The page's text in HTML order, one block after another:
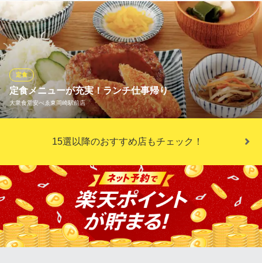
ランチクーポンあり 詳細を見る
ASIANレストラン 媽媽や カトマンズ
岡崎アジアンビストロ
愛知環状鉄道線大門駅 徒歩19分
愛知県岡崎市鴨田町山ノ圦56-1 花笑ビルルシア2F
月華拉麺セット
1,000円(税込)
坦々拉麺セット
1,000円(税込)
ランチメニューをもっと見る
中華酒場 月華（GEKKA） 東岡崎駅店
愛知県岡崎市明大寺町耳取14-5 SWING MALL 3F
お昼の御定食や季節の会席は勿論、しゃぶしゃぶや追加のお肉等
もリーズナブルにご提供しております。木曽路クオリティをラン
チタイムにお得にご堪能ください。当店では気配り・目配り・心
配りを心がけ、お客様に言われる前に行う先手のサービスを目指
しております。大切なゲストをお迎えする特別なご会食もお任せ
ください。
おすすめランチメニュー
3,850円(税込)
国産牛ロース肉40g 2,420円(税込)
麦とろろ定食
2,420円(税込)
ランチメニューをもっと見る
定食メニューが充実！ランチ仕事帰り
大衆食堂安べゑ東岡崎駅前店
定食
豊富な定食メニューをご用意しております。ランチに仕事の同僚
と！夜は仕事終わりに定番のレモンサワーと共に！当店の定食メ
お食事いただけます。
大衆食堂安べゑ東岡崎駅前店
岡崎のコスパ抜群居酒屋
名鉄名古屋本線東岡崎駅 徒歩1分
愛知県岡崎市明大寺本町4-41
15選以降のおすすめ店もチェック！